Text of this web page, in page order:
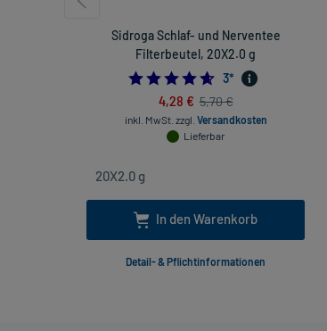
Sidroga Schlaf- und Nerventee
Filterbeutel, 20X2.0 g
4.666666666666667
3*
4,28 € 5,70 €
inkl. MwSt. zzgl. Versandkosten
Lieferbar
In den Warenkorb
Detail- & Pflichtinformationen